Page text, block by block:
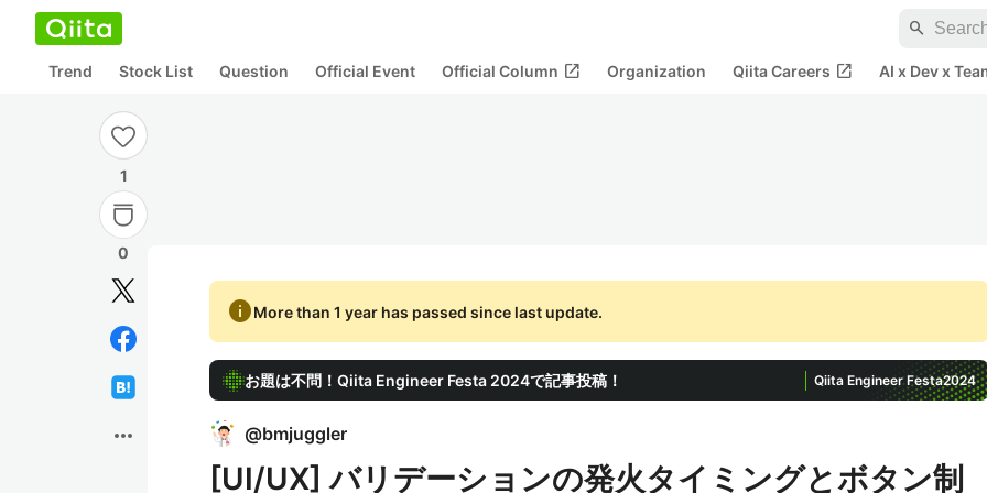
search
Trend Stock List Question Official Event Official Column open_in_new Organization Qiita Careers open_in_new AI x Dev x
1
0
more_horiz
infoMore than 1 year has passed since last update.
お題は不問！Qiita Engineer Festa 2024で記事投稿！ Qiita Engineer Festa2024
@bmjuggler
[UI/UX] バリデーションの発火タイミングとボタン制